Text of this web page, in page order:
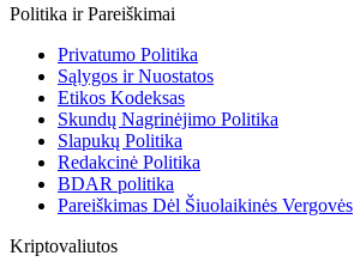
Politika ir Pareiškimai
Privatumo Politika
Sąlygos ir Nuostatos
Etikos Kodeksas
Skundų Nagrinėjimo Politika
Slapukų Politika
Redakcinė Politika
BDAR politika
Pareiškimas Dėl Šiuolaikinės Vergovės
Kriptovaliutos